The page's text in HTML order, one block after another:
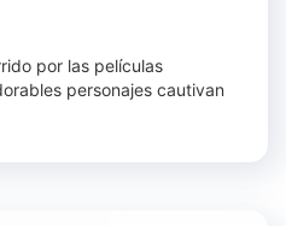
por las películas
personajes cautivan